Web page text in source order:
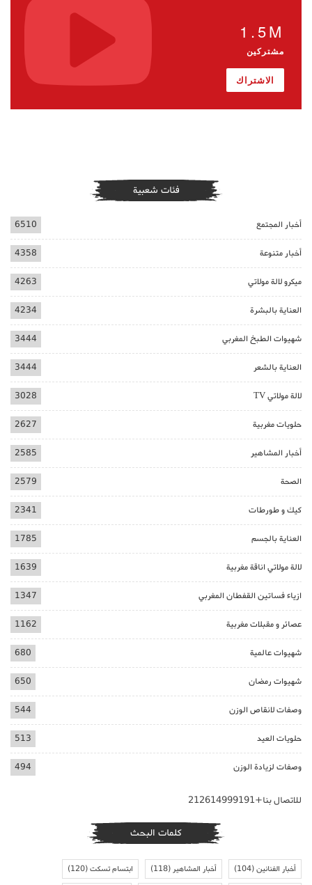
1.5M
مشتركين
الاشتراك
فئات شعبية
أخبار المجتمع 6510
أخبار متنوعة 4358
ميكرو لالة مولاتي 4263
العناية بالبشرة 4234
شهيوات الطبخ المغربي 3444
العناية بالشعر 3444
لالة مولاتي TV 3028
حلويات مغربية 2627
أخبار المشاهير 2585
الصحة 2579
كيك و طورطات 2341
العناية بالجسم 1785
لالة مولاتي اناقة مغربية 1639
ازياء فساتين القفطان المغربي 1347
عصائر و مقبلات مغربية 1162
شهيوات عالمية 680
شهيوات رمضان 650
وصفات لانقاص الوزن 544
حلويات العيد 513
وصفات لزيادة الوزن 494
للاتصال بنا+212614999191
كلمات البحث
أخبار الفنانين(104) أخبار المشاهير(118) ابتسام تسكت(120)